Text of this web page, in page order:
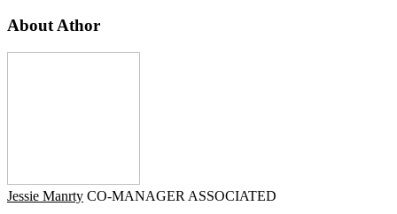
About Athor
Jessie Manrty CO-MANAGER ASSOCIATED